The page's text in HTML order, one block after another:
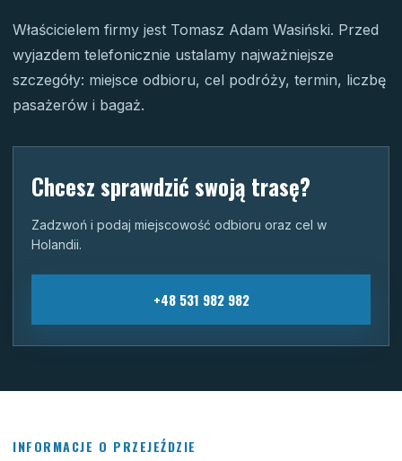
Właścicielem firmy jest Tomasz Adam Wasiński. Przed
wyjazdem telefonicznie ustalamy najważniejsze
szczegóły: miejsce odbioru, cel podróży, termin, liczbę
pasażerów i bagaż.
Chcesz sprawdzić swoją trasę?
Zadzwoń i podaj miejscowość odbioru oraz cel w
Holandii.
+48 531 982 982
INFORMACJE O PRZEJEŹDZIE